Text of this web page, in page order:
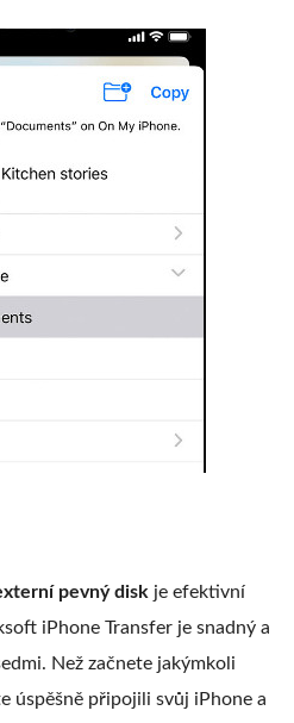
pevný disk je efektivní
iPhone Transfer je snadný a
Než začnete jakýmkoli
úspěšně připojili svůj iPhone a